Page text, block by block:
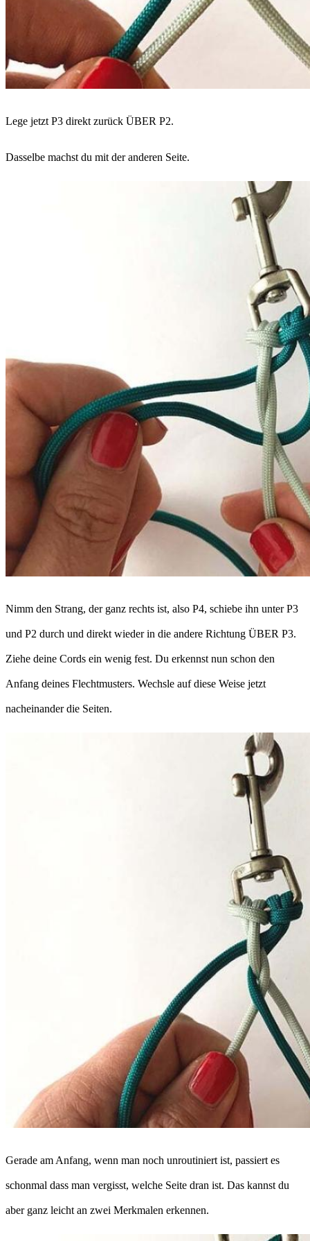
Lege jetzt P3 direkt zurück ÜBER P2.
Dasselbe machst du mit der anderen Seite.
Nimm den Strang, der ganz rechts ist, also P4, schiebe ihn unter P3
und P2 durch und direkt wieder in die andere Richtung ÜBER P3.
Ziehe deine Cords ein wenig fest. Du erkennst nun schon den
Anfang deines Flechtmusters. Wechsle auf diese Weise jetzt
nacheinander die Seiten.
Gerade am Anfang, wenn man noch unroutiniert ist, passiert es
schonmal dass man vergisst, welche Seite dran ist. Das kannst du
aber ganz leicht an zwei Merkmalen erkennen.